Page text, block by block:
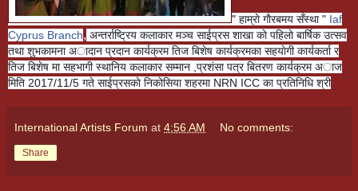
" हाम्राे गाैरबमय सँस्था " Iaf
Cyprus Branch, अन्तर्राष्ट्रिय कलाकार मञ्च साईप्रसशाखाकाे पहिलाे बार्षिक उत्सव
तथा शुभकामना अादान प्रदान कार्यक्रम तिज बिशेष कार्यक्रमका सहयाेगी कार्यकर्ता र
तिज बिशेष मा सहभागी स्थानिय कलाकार सम्मान ,प्रशंसा पत्र बितरण कार्यक्रम अाज
मिति 2017/11/5 गते साईप्रसकाे निकाेसिया शहरमा NRN ICC का प्रतिनिधि श्री
International Artists Forum at 4:56 AM No comments:
Share